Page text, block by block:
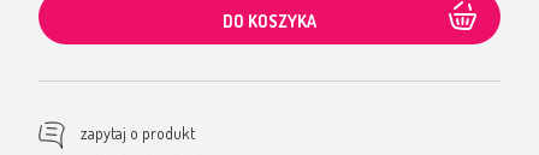
DO KOSZYKA
zapytaj o produkt